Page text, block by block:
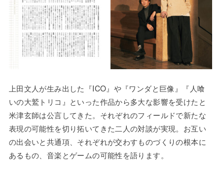
上田文人が生み出した『ICO』や『ワンダと巨像』『人喰
いの大鷲トリコ』といった作品から多大な影響を受けたと
米津玄師は公言してきた。それぞれのフィールドで新たな
表現の可能性を切り拓いてきた二人の対談が実現。お互い
の出会いと共通項、それぞれが交わすものづくりの根本に
あるもの、音楽とゲームの可能性を語ります。